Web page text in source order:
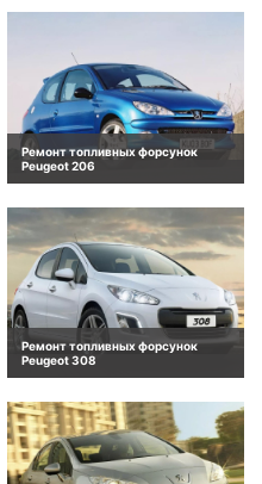
Ремонт топливных форсунок
Peugeot 206
Ремонт топливных форсунок
Peugeot 308